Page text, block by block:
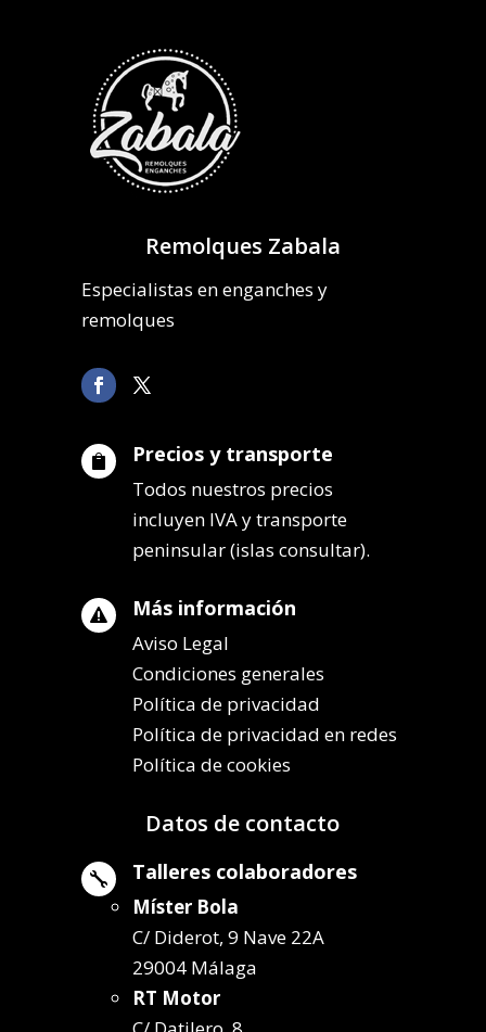
Remolques Zabala
Especialistas en enganches y
remolques
 Precios y transporte
Todos nuestros precios
incluyen IVA y transporte
peninsular (islas consultar).
 Más información
Aviso Legal
Condiciones generales
Política de privacidad
Política de privacidad en redes
Política de cookies
Datos de contacto
 Talleres colaboradores
Míster Bola
C/ Diderot, 9 Nave 22A
29004 Málaga
RT Motor